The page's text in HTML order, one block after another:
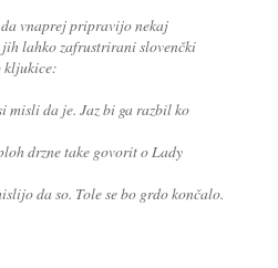
vnaprej pripravijo nekaj
lahko zafrustrirani slovenčki
kljukice:
misli da je. Jaz bi ga razbil ko
drzne take govorit o Lady
da so. Tole se bo grdo končalo.